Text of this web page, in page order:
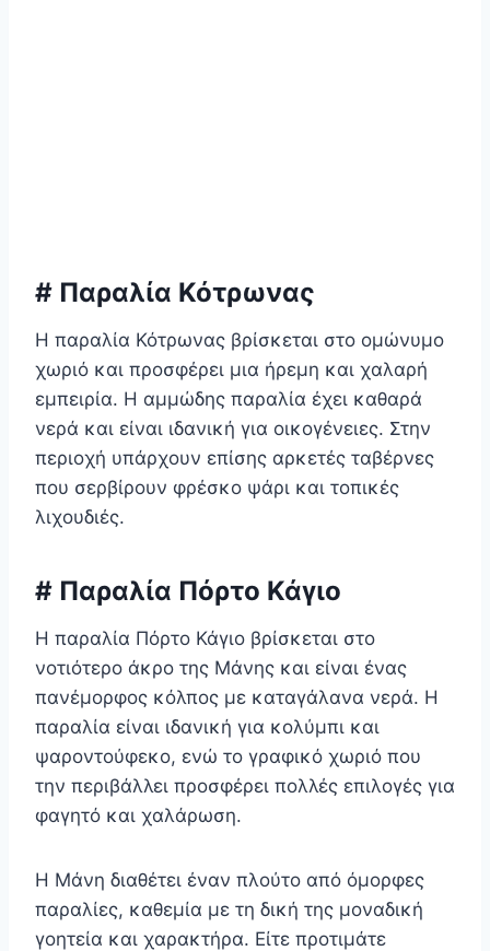
# Παραλία Κότρωνας
Η παραλία Κότρωνας βρίσκεται στο ομώνυμο
χωριό και προσφέρει μια ήρεμη και χαλαρή
εμπειρία. Η αμμώδης παραλία έχει καθαρά
νερά και είναι ιδανική για οικογένειες. Στην
περιοχή υπάρχουν επίσης αρκετές ταβέρνες
που σερβίρουν φρέσκο ψάρι και τοπικές
λιχουδιές.
# Παραλία Πόρτο Κάγιο
Η παραλία Πόρτο Κάγιο βρίσκεται στο
νοτιότερο άκρο της Μάνης και είναι ένας
πανέμορφος κόλπος με καταγάλανα νερά. Η
παραλία είναι ιδανική για κολύμπι και
ψαροντούφεκο, ενώ το γραφικό χωριό που
την περιβάλλει προσφέρει πολλές επιλογές για
φαγητό και χαλάρωση.
Η Μάνη διαθέτει έναν πλούτο από όμορφες
παραλίες, καθεμία με τη δική της μοναδική
γοητεία και χαρακτήρα. Είτε προτιμάτε